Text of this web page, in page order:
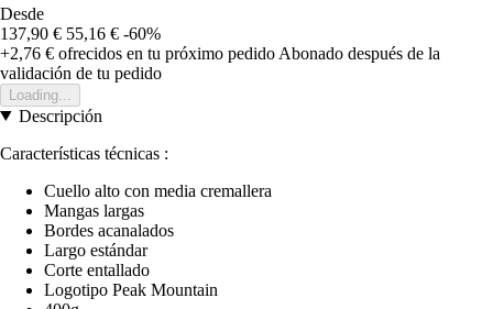
Desde
137,90 € 55,16 € -60%
+2,76 € ofrecidos en tu próximo pedido Abonado después de la
validación de tu pedido
Loading...
Descripción
Características técnicas :
Cuello alto con media cremallera
Mangas largas
Bordes acanalados
Largo estándar
Corte entallado
Logotipo Peak Mountain